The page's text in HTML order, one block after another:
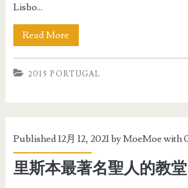
Lisbo...
Read More
2015 PORTUGAL
Published 12月 12, 2021 byMoeMoewith
里斯本最著名聖人的教堂